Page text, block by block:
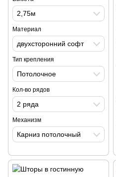
2,75м
Материал
двухсторонний софт
Тип крепления
Потолочное
Кол-во рядов
2 ряда
Механизм
Карниз потолочный